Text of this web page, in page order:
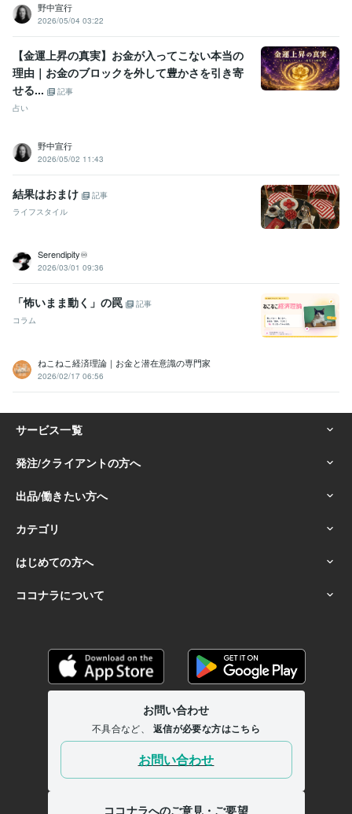
野中宣行
2026/05/04 03:22
【金運上昇の真実】お金が入ってこない本当の
理由｜お金のブロックを外して豊かさを引き寄
せる...
記事
占い
野中宣行
2026/05/02 11:43
結果はおまけ
記事
ライフスタイル
Serendipity♾️
2026/03/01 09:36
「怖いまま動く」の罠
記事
コラム
ねこねこ経済理論｜お金と潜在意識の専門家
2026/02/17 06:56